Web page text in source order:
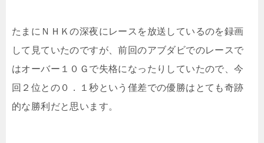
たまにＮＨＫの深夜にレースを放送しているのを録画
して見ていたのですが、前回のアブダビでのレースで
はオーバー１０Ｇで失格になったりしていたので、今
回２位との０．１秒という僅差での優勝はとても奇跡
的な勝利だと思います。